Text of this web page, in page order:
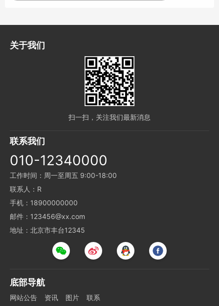
关于我们
扫一扫，关注我们最新消息
联系我们
010-12340000
工作时间：周一至周五 9:00-18:00
联系人：R
手机：18900000000
邮件：123456@xx.com
地址：北京市丰台12345
底部导航
网站公告 资讯 图片 联系